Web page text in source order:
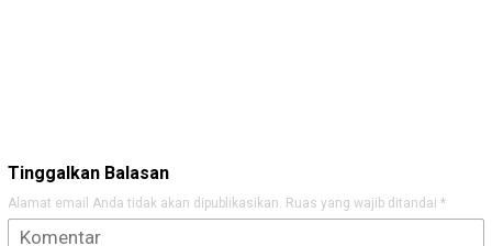
Tinggalkan Balasan
Alamat email Anda tidak akan dipublikasikan. Ruas yang wajib ditandai *